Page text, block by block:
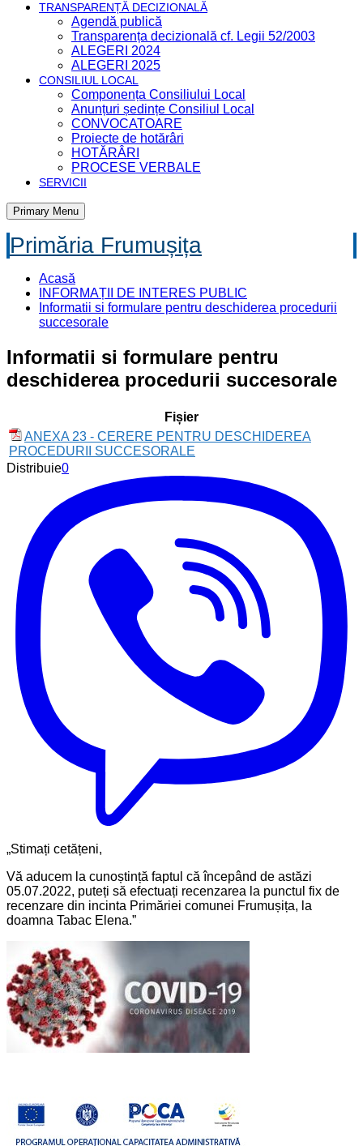
TRANSPARENȚĂ DECIZIONALĂ
Agendă publică
Transparența decizională cf. Legii 52/2003
ALEGERI 2024
ALEGERI 2025
CONSILIUL LOCAL
Componența Consiliului Local
Anunțuri ședințe Consiliul Local
CONVOCATOARE
Proiecte de hotărâri
HOTĂRÂRI
PROCESE VERBALE
SERVICII
Primary Menu
Primăria Frumușița
Acasă
INFORMAȚII DE INTERES PUBLIC
Informatii si formulare pentru deschiderea procedurii
succesorale
Informatii si formulare pentru
deschiderea procedurii succesorale
Fișier
ANEXA 23 - CERERE PENTRU DESCHIDEREA
PROCEDURII SUCCESORALE
Distribuie0
„Stimați cetățeni,
Vă aducem la cunoștință faptul că începând de astăzi
05.07.2022, puteți să efectuați recenzarea la punctul fix de
recenzare din incinta Primăriei comunei Frumușița, la
doamna Tabac Elena.”